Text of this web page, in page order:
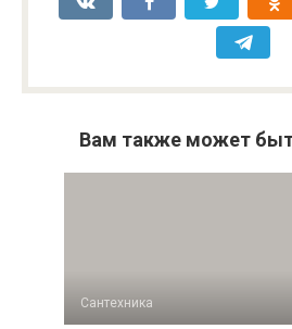
Вам также может
Сантехника